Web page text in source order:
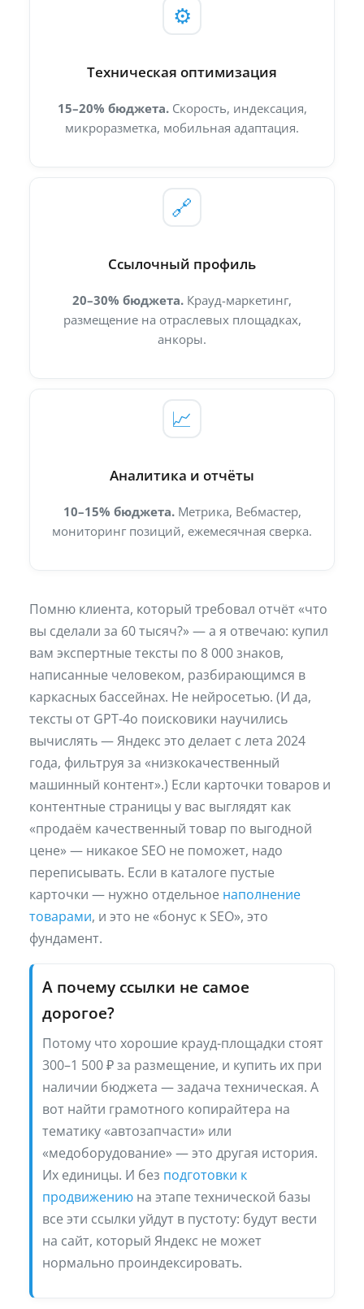
⚙️
Техническая оптимизация
15–20% бюджета.Скорость, индексация,
микроразметка, мобильная адаптация.
🔗
Ссылочный профиль
20–30% бюджета. Крауд-маркетинг,
размещение на отраслевых площадках,
анкоры.
📈
Аналитика и отчёты
10–15% бюджета.Метрика, Вебмастер,
мониторинг позиций, ежемесячная сверка.
Помню клиента, который требовал отчёт «что
вы сделали за 60 тысяч?» — а я отвечаю: купил
вам экспертные тексты по 8 000 знаков,
написанные человеком, разбирающимся в
каркасных бассейнах. Не нейросетью. (И да,
тексты от GPT-4o поисковики научились
вычислять — Яндекс это делает с лета 2024
года, фильтруя за «низкокачественный
машинный контент».) Если карточки товаров и
контентные страницы у вас выглядят как
«продаём качественный товар по выгодной
цене» — никакое SEO не поможет, надо
переписывать. Если в каталоге пустые
карточки — нужно отдельное наполнение
товарами, и это не «бонус к SEO», это
фундамент.
А почему ссылки не самое
дорогое?
Потому что хорошие крауд-площадки стоят
300–1 500 ₽ за размещение, и купить их при
наличии бюджета — задача техническая. А
вот найти грамотного копирайтера на
тематику «автозапчасти» или
«медоборудование» — это другая история.
Их единицы. И без подготовки к
продвижению на этапе технической базы
все эти ссылки уйдут в пустоту: будут вести
на сайт, который Яндекс не может
нормально проиндексировать.